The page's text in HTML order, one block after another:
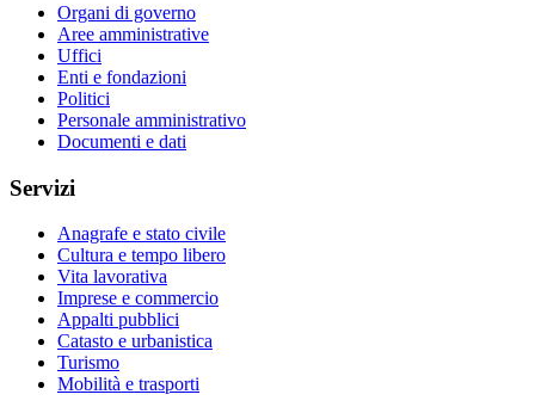
Organi di governo
Aree amministrative
Uffici
Enti e fondazioni
Politici
Personale amministrativo
Documenti e dati
Servizi
Anagrafe e stato civile
Cultura e tempo libero
Vita lavorativa
Imprese e commercio
Appalti pubblici
Catasto e urbanistica
Turismo
Mobilità e trasporti